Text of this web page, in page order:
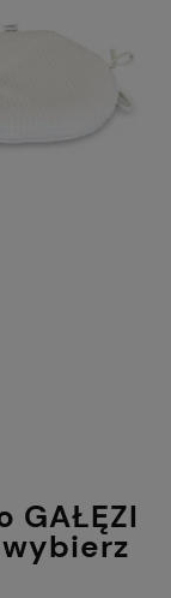
GAŁĘZI
wybierz